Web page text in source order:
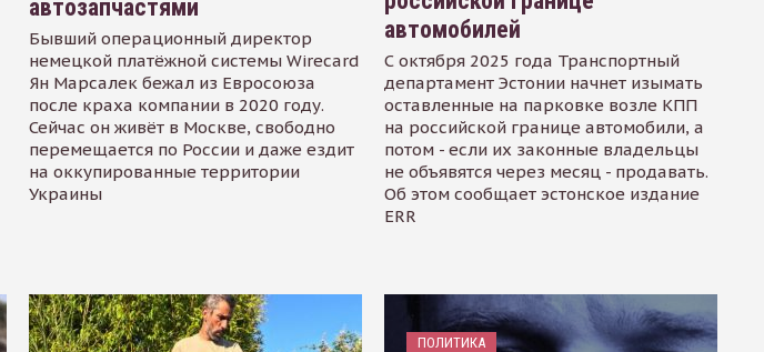
автозапчастями
Бывший операционный директор
немецкой платёжной системы Wirecard
Ян Марсалек бежал из Евросоюза
после краха компании в 2020 году.
Сейчас он живёт в Москве, свободно
перемещается по России и даже ездит
на оккупированные территории
Украины
автомобилей
С октября 2025 года Транспортный
департамент Эстонии начнет изымать
оставленные на парковке возле КПП
на российской границе автомобили, а
потом - если их законные владельцы
не объявятся через месяц - продавать.
Об этом сообщает эстонское издание
ERR
ПОЛИТИКА